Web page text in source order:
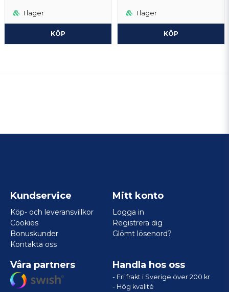
I lager
KÖP
I lager
KÖP
Kundservice
Köp- och leveransvillkor
Cookies
Bonuskunder
Kontakta oss
Mitt konto
Logga in
Registrera dig
Glömt lösenord?
Våra partners Handla hos oss
- Fri frakt i Sverige över 200 kr
- Hög kvalité